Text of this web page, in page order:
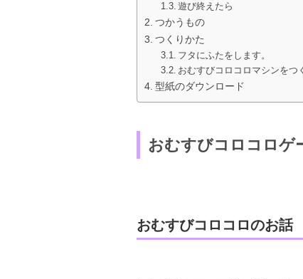
遊び終えたら
つかうもの
つくりかた
フタにふたをします。
おむすびコロコロマシンをつ
型紙のダウンロード
おむすびコロコロゲ
おむすびコロコロのお話